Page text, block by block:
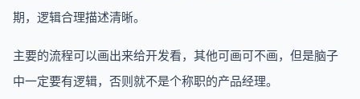
期，逻辑合理描述清晰。
主要的流程可以画出来给开发看，其他可画可不画，但是脑子
中一定要有逻辑，否则就不是个称职的产品经理。